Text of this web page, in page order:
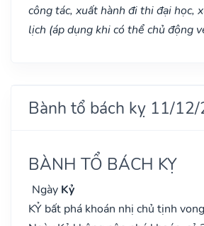
công tác, xuất hành đi thi đại học,
lịch (áp dụng khi có thể chủ động
Bành tổ bách kỵ 11/
BÀNH TỔ BÁCH KỴ
Ngày Kỷ
KỶ bất phá khoán nhị chủ tịnh vong